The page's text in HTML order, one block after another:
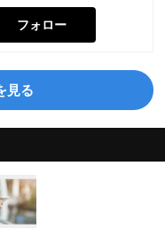
フォロー
見る